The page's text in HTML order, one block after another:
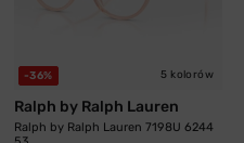
-36% 5 kolorów
Ralph by Ralph Lauren
Ralph by Ralph Lauren 7198U 6244